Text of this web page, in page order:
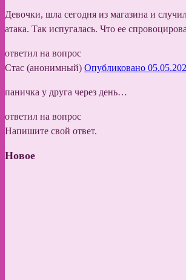
Девочки, шла сегодня из магазина и
атака. Так испугалась. Что ее
ответил на вопрос
Стас (анонимный) Опубликовано
паничка у друга через день…
ответил на вопрос
Напишите свой ответ.
Новое